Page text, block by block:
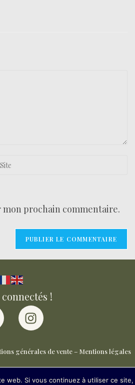
prochain commentaire.
!
générales de vente– Mentions légales
Si vous continuez à utiliser ce